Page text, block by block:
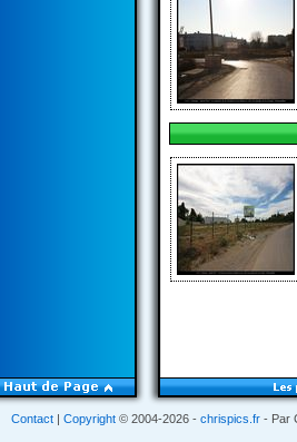
Contact Copyright © 2004-2026 - chrispics.fr - Par